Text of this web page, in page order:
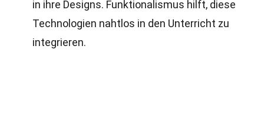
in ihre Designs. Funktionalismus hilft, diese
Technologien nahtlos in den Unterricht zu
integrieren.